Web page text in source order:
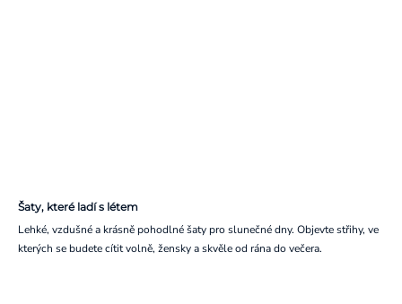
Šaty, které ladí s létem
Lehké, vzdušné a krásně pohodlné šaty pro slunečné dny. Objevte střihy, ve
kterých se budete cítit volně, žensky a skvěle od rána do večera.